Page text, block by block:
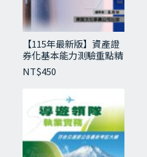
【115年最新版】資產證
券化基本能力測驗重點精
華與試題
NT$450